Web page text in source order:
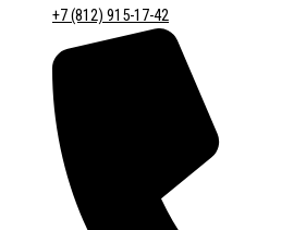
+7 (812) 915-17-42